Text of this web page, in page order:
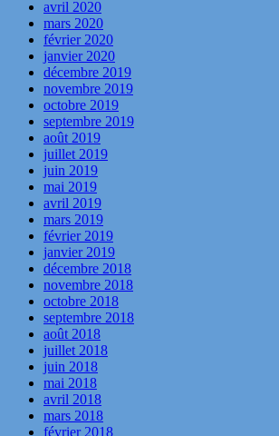
avril 2020
mars 2020
février 2020
janvier 2020
décembre 2019
novembre 2019
octobre 2019
septembre 2019
août 2019
juillet 2019
juin 2019
mai 2019
avril 2019
mars 2019
février 2019
janvier 2019
décembre 2018
novembre 2018
octobre 2018
septembre 2018
août 2018
juillet 2018
juin 2018
mai 2018
avril 2018
mars 2018
février 2018